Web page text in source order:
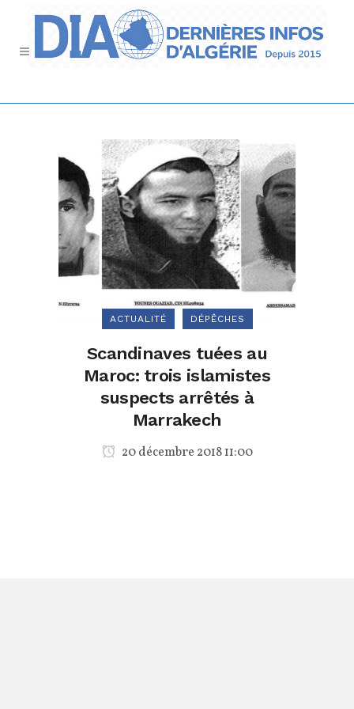
ACTUALITÉ DÉPÊCHES
Scandinaves tuées au
Maroc: trois islamistes
suspects arrêtés à
Marrakech
20 décembre 2018 11:00